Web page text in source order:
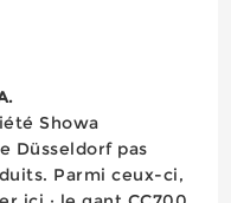
Showa
Düsseldorf pas
Parmi ceux-ci,